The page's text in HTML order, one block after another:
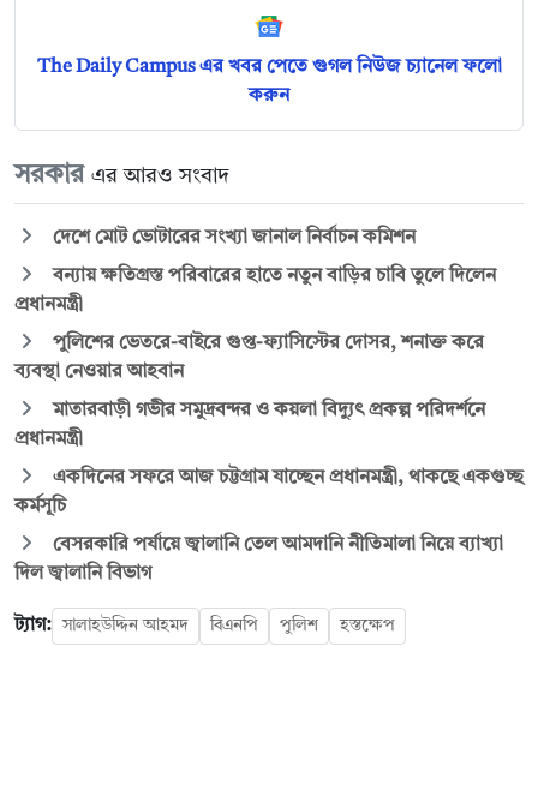
The Daily Campus এর খবর পেতে গুগল নিউজ চ্যানেল ফলো
করুন
সরকার এর আরও সংবাদ
দেশে মোট ভোটারের সংখ্যা জানাল নির্বাচন কমিশন
বন্যায় ক্ষতিগ্রস্ত পরিবারের হাতে নতুন বাড়ির চাবি তুলে দিলেন
প্রধানমন্ত্রী
পুলিশের ভেতরে-বাইরে গুপ্ত-ফ্যাসিস্টের দোসর, শনাক্ত করে
ব্যবস্থা নেওয়ার আহবান
মাতারবাড়ী গভীর সমুদ্রবন্দর ও কয়লা বিদ্যুৎ প্রকল্প পরিদর্শনে
প্রধানমন্ত্রী
একদিনের সফরে আজ চট্টগ্রাম যাচ্ছেন প্রধানমন্ত্রী, থাকছে একগুচ্ছ
কর্মসূচি
বেসরকারি পর্যায়ে জ্বালানি তেল আমদানি নীতিমালা নিয়ে ব্যাখ্যা
দিল জ্বালানি বিভাগ
ট্যাগ: সালাহউদ্দিন আহমদ বিএনপি পুলিশ হস্তক্ষেপ